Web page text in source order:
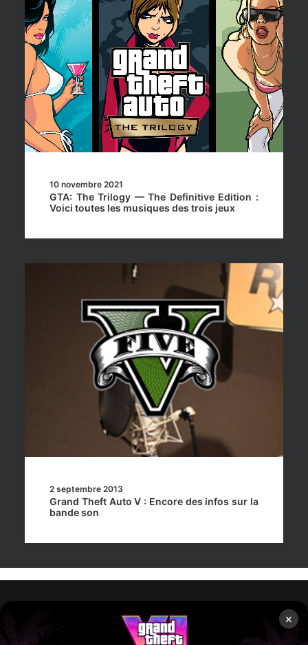
×
10 novembre 2021
GTA: The Trilogy — The Definitive Edition :
Voici toutes les musiques des trois jeux
2 septembre 2013
Grand Theft Auto V : Encore des infos sur la
bande son
Rockstar Mag’, Copyright © 2013-2026 – Tous droits réservés –